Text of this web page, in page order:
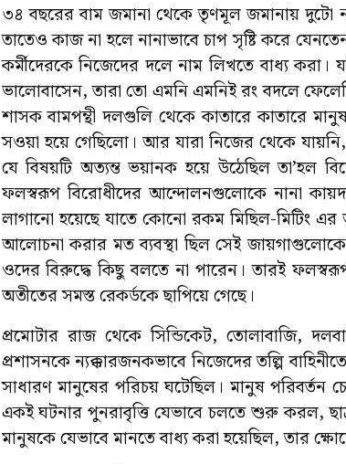
৩৪ বছরের বাম জমানা থেকে তৃণমূল জমানায় দুটো
তাতেও কাজ না হলে নানাভাবে চাপ সৃষ্টি করে
কর্মীদেরকে নিজেদের দলে নাম লিখতে বাধ্য
ভালোবাসেন, তারা তো এমনি এমনিই রং বদলে
শাসক বামপন্থী দলগুলি থেকে কাতারে কাতারে
সওয়া হয়ে গেছিলো। আর যারা নিজের থেকে যায়নি,
যে বিষয়টি অত্যন্ত ভয়ানক হয়ে উঠেছিল তা’হল
ফলস্বরূপ বিরোধীদের আন্দোলনগুলোকে নানা
লাগানো হয়েছে যাতে কোনো রকম মিছিল-মিটিং এর
আলোচনা করার মত ব্যবস্থা ছিল সেই জায়গাগুলোকে
ওদের বিরুদ্ধে কিছু বলতে না পারেন। তারই
অতীতের সমস্ত রেকর্ডকে ছাপিয়ে গেছে।
প্রমোটার রাজ থেকে সিন্ডিকেট, তোলাবাজি,
প্রশাসনকে ন্যক্কারজনকভাবে নিজেদের তল্পি
সাধারণ মানুষের পরিচয় ঘটেছিল। মানুষ পরিবর্তন
একই ঘটনার পুনরাবৃত্তি যেভাবে চলতে শুরু করল,
মানুষকে যেভাবে মানতে বাধ্য করা হয়েছিল, তার